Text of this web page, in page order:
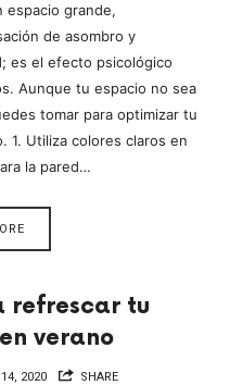
espacio grande,
de asombro y
es el efecto psicológico
Aunque tu espacio no sea
tomar para optimizar tu
1. Utiliza colores claros en
la pared…
refrescar tu
verano
2020 SHARE